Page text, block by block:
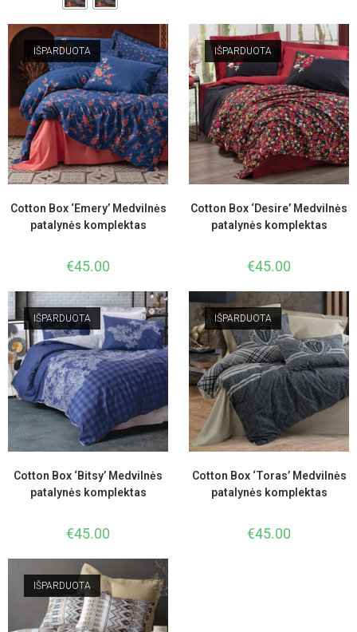
IŠPARDUOTA
Cotton Box ‘Emery’ Medvilnės
patalynės komplektas
€45.00
IŠPARDUOTA
Cotton Box ‘Desire’ Medvilnės
patalynės komplektas
€45.00
IŠPARDUOTA
Cotton Box ‘Bitsy’ Medvilnės
patalynės komplektas
€45.00
IŠPARDUOTA
Cotton Box ‘Toras’ Medvilnės
patalynės komplektas
€45.00
IŠPARDUOTA